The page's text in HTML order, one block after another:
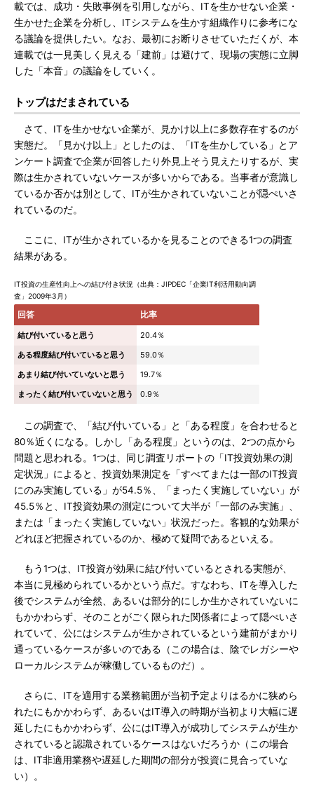
載では、成功・失敗事例を引用しながら、ITを生かせない企業・
生かせた企業を分析し、ITシステムを生かす組織作りに参考にな
る議論を提供したい。なお、最初にお断りさせていただくが、本
連載では一見美しく見える「建前」は避けて、現場の実態に立脚
した「本音」の議論をしていく。
トップはだまされている
さて、ITを生かせない企業が、見かけ以上に多数存在するのが
実態だ。「見かけ以上」としたのは、「ITを生かしている」とア
ンケート調査で企業が回答したり外見上そう見えたりするが、実
際は生かされていないケースが多いからである。当事者が意識し
ているか否かは別として、ITが生かされていないことが隠ぺいさ
れているのだ。
ここに、ITが生かされているかを見ることのできる1つの調査
結果がある。
IT投資の生産性向上への結び付き状況（出典：JIPDEC「企業IT利活用動向調
査」2009年3月）
回答 比率
結び付いていると思う
20.4％
ある程度結び付いていると思う
59.0％
あまり結び付いていないと思う
19.7％
まったく結び付いていないと思う
0.9％
この調査で、「結び付いている」と「ある程度」を合わせると
80％近くになる。しかし「ある程度」というのは、2つの点から
問題と思われる。1つは、同じ調査リポートの「IT投資効果の測
定状況」によると、投資効果測定を「すべてまたは一部のIT投資
にのみ実施している」が54.5％、「まったく実施していない」が
45.5％と、IT投資効果の測定について大半が「一部のみ実施」、
または「まったく実施していない」状況だった。客観的な効果が
どれほど把握されているのか、極めて疑問であるといえる。
もう1つは、IT投資が効果に結び付いているとされる実態が、
本当に見極められているかという点だ。すなわち、ITを導入した
後でシステムが全然、あるいは部分的にしか生かされていないに
もかかわらず、そのことがごく限られた関係者によって隠ぺいさ
れていて、公にはシステムが生かされているという建前がまかり
通っているケースが多いのである（この場合は、陰でレガシーや
ローカルシステムが稼働しているものだ）。
さらに、ITを適用する業務範囲が当初予定よりはるかに狭めら
れたにもかかわらず、あるいはIT導入の時期が当初より大幅に遅
延したにもかかわらず、公にはIT導入が成功してシステムが生か
されていると認識されているケースはないだろうか（この場合
は、IT非適用業務や遅延した期間の部分が投資に見合っていな
い）。